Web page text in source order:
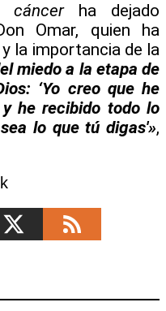
cáncerha dejado
Omar, quien ha
la importancia de la
miedo a la etapa de
‘Yo creo que he
he recibido todo lo
lo que tú digas'»,